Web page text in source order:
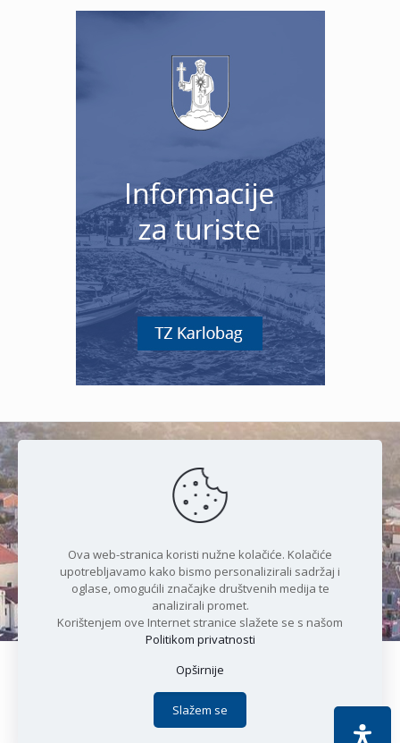
Čudesan spoj kristalnog mora i
prirode
Copyright © 2021 Općina Karlobag | Sva prava pridržana |
Politika privatnosti
Apoc IT
Ova web-stranica koristi nužne kolačiće. Kolačiće
upotrebljavamo kako bismo personalizirali sadržaj i
oglase, omogućili značajke društvenih medija te
analizirali promet.
Korištenjem ove Internet stranice slažete se s našom
Politikom privatnosti
Opširnije
Slažem se